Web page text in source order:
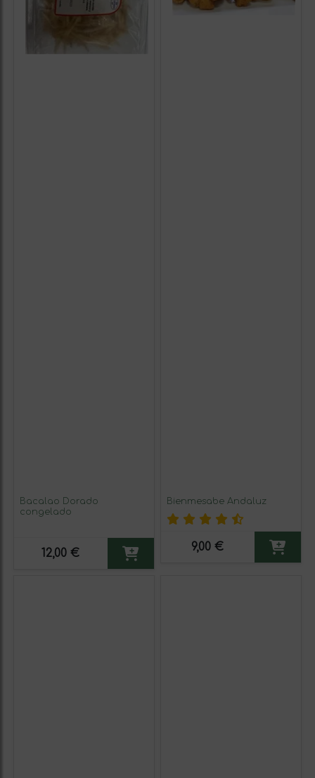
Bacalao Dorado
congelado
12,00 €
Bienmesabe Andaluz
9,00 €